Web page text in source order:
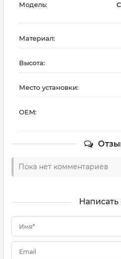
Модель:
Материал:
Высота:
Место установки:
OEM:
Пока нет комментариев
Написать
Имя*
Email